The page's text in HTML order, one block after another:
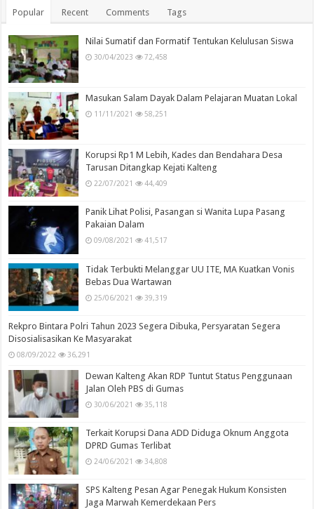
Popular Recent Comments Tags
Nilai Sumatif dan Formatif Tentukan Kelulusan Siswa
30/04/2023 72,458
Masukan Salam Dayak Dalam Pelajaran Muatan Lokal
11/11/2021 58,251
Korupsi Rp1 M Lebih, Kades dan Bendahara Desa
Tarusan Ditangkap Kejati Kalteng
22/07/2021 44,409
Panik Lihat Polisi, Pasangan si Wanita Lupa Pasang
Pakaian Dalam
09/08/2021 41,517
Tidak Terbukti Melanggar UU ITE, MA Kuatkan Vonis
Bebas Dua Wartawan
25/06/2021 39,319
Rekpro Bintara Polri Tahun 2023 Segera Dibuka, Persyaratan Segera
Disosialisasikan Ke Masyarakat
08/09/2022 36,291
Dewan Kalteng Akan RDP Tuntut Status Penggunaan
Jalan Oleh PBS di Gumas
30/06/2021 35,118
Terkait Korupsi Dana ADD Diduga Oknum Anggota
DPRD Gumas Terlibat
24/06/2021 34,808
SPS Kalteng Pesan Agar Penegak Hukum Konsisten
Jaga Marwah Kemerdekaan Pers